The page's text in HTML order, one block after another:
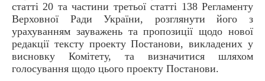
статті 20 та частини третьої статті 138 Регламенту
Верховної Ради України, розглянути його з
урахуванням зауважень та пропозиції щодо нової
редакції тексту проекту Постанови, викладених у
висновку Комітету, та визначитися шляхом
голосування щодо цього проекту Постанови.